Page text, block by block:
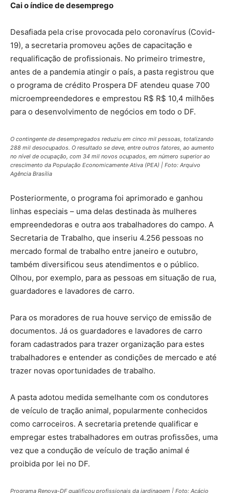
Cai o índice dedesemprego
Desafiada pela crise provocada pelo coronavírus (Covid-
19), a secretaria promoveu ações de capacitação e
requalificação de profissionais. No primeiro trimestre,
antes de a pandemia atingir o país, a pasta registrou que
o programa de crédito Prospera DF atendeu quase 700
microempreendedores e emprestou R$ R$ 10,4 milhões
para o desenvolvimento de negócios em todo o DF.
O contingente de desempregados reduziu em cinco mil pessoas, totalizando
288 mil desocupados. O resultado se deve, entre outros fatores, ao aumento
no nível de ocupação, com 34 mil novos ocupados, em número superior ao
crescimento da População Economicamente Ativa (PEA) | Foto: Arquivo
Agência Brasília
Posteriormente, o programa foi aprimorado e ganhou
linhas especiais – uma delas destinada às mulheres
empreendedoras e outra aos trabalhadores do campo. A
Secretaria de Trabalho, que inseriu 4.256 pessoas no
mercado formal de trabalho entre janeiro e outubro,
também diversificou seus atendimentos e o público.
Olhou, por exemplo, para as pessoas em situação de rua,
guardadores e lavadores de carro.
Para os moradores de rua houve serviço de emissão de
documentos. Já os guardadores e lavadores de carro
foram cadastrados para trazer organização para estes
trabalhadores e entender as condições de mercado e até
trazer novas oportunidades de trabalho.
A pasta adotou medida semelhante com os condutores
de veículo de tração animal, popularmente conhecidos
como carroceiros. A secretaria pretende qualificar e
empregar estes trabalhadores em outras profissões, uma
vez que a condução de veículo de tração animal é
proibida por lei no DF.
Programa Renova-DF qualificou profissionais da jardinagem | Foto: Acácio